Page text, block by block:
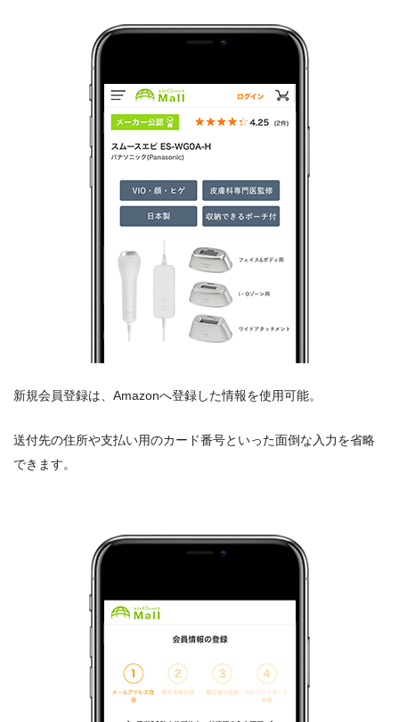
新規会員登録は、Amazonへ登録した情報を使用可能。
送付先の住所や支払い用のカード番号といった面倒な入力を省略
できます。